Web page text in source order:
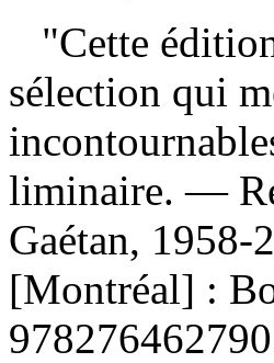
"Cette
sélection qui
liminaire. —
Gaétan,
[Montréal] :